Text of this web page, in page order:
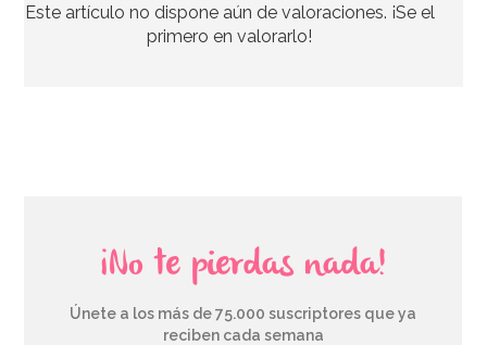
37,95€ 33,39€
Este artículo no dispone aún de valoraciones. ¡Se el
primero en valorarlo!
¡No te pierdas nada!
Únete a los más de 75.000 suscriptores que ya
reciben cada semana